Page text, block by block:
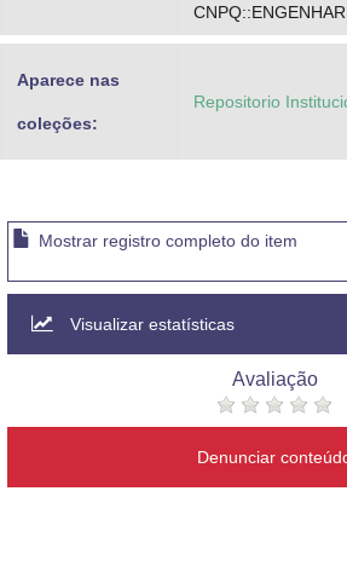
Aparece nas
coleções:
Repositorio
Mostrar registro completo do item
Visualizar estatísticas
Avaliação
Denunciar